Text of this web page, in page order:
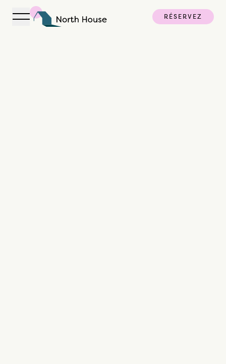
Ouvrir la navigation
RÉSERVEZ